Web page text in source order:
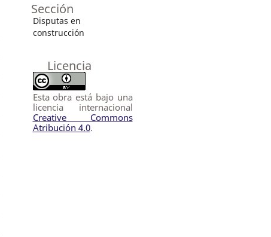
Sección
Disputas en
construcción
Licencia
Esta obra está bajo una
licencia internacional
Creative Commons
Atribución 4.0.